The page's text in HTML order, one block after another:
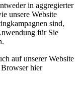
in aggregierter
unsere Website
sind,
für Sie
auf unserer Website
hier